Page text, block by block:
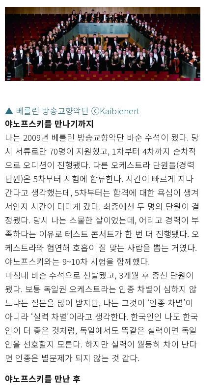
▲ 베를린 방송교향악단 ⓒKaibienert
야노프스키를 만나기까지
나는 2009년 베를린 방송교향악단 바순 수석이 됐다. 당
시 서류로만 70명이 지원했고, 1차부터 4차까지 순차적
으로 오디션이 진행됐다. 다른 오케스트라 단원들(경력
단원)은 5차부터 시험에 합류한다. 시간이 빠르게 지나
간다고 생각했는데, 5차부터는 합격에 대한 욕심이 생겨
서인지 시간이 더디게 갔다. 최종에선 두 명의 단원이 결
정됐다. 당시 나는 스물한 살이었는데, 어리고 경력이 부
족하다는 이유로 테스트 콘서트가 한 번 더 진행됐다. 오
케스트라와 협연해 호흡이 잘 맞는 사람을 뽑는 거였다.
야노프스키와는 9~10차 시험을 함께했다.
마침내 바순 수석으로 선발됐고, 3개월 후 종신 단원이
됐다. 보통 독일권 오케스트라는 인종 차별이 심하지 않
느냐는 질문을 많이 받지만, 나는 그것이 ‘인종 차별’이
아니라 ‘실력 차별’이라고 생각한다. 한국인인 나도 한국
인이 더 좋은 것처럼, 독일에서도 똑같은 실력이면 독일
인을 선호할지 모른다. 하지만 실력이 월등히 차이 난다
면 인종은 별문제가 되지 않는 것 같다.
야노프스키를 만난 후